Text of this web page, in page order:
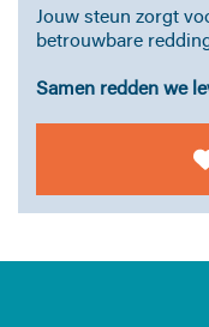
Jouw steun zorgt
betrouwbare
Samen redden we